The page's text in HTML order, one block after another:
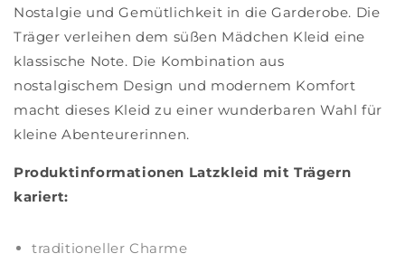
Nostalgie und Gemütlichkeit in die Garderobe. Die
Träger verleihen dem süßen Mädchen Kleid eine
klassische Note. Die Kombination aus
nostalgischem Design und modernem Komfort
macht dieses Kleid zu einer wunderbaren Wahl für
kleine Abenteurerinnen.
Produktinformationen Latzkleid mit Trägern
kariert:
traditioneller Charme